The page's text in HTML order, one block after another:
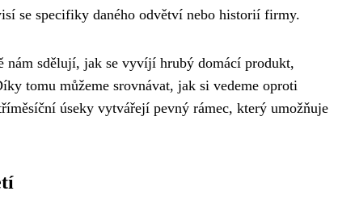
se specifiky daného odvětví nebo historií firmy.
nám sdělují, jak se vyvíjí hrubý domácí produkt,
tomu můžeme srovnávat, jak si vedeme oproti
úseky vytvářejí pevný rámec, který umožňuje